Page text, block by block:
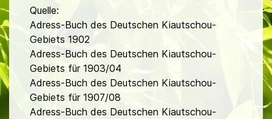
Quelle:
Adress-Buch des Deutschen Kiautschou-
Gebiets 1902
Adress-Buch des Deutschen Kiautschou-
Gebiets für 1903/04
Adress-Buch des Deutschen Kiautschou-
Gebiets für 1907/08
Adress-Buch des Deutschen Kiautschou-